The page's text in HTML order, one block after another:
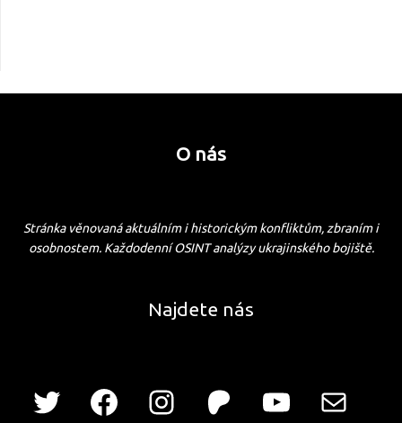
O nás
Stránka věnovaná aktuálním i historickým konfliktům, zbraním i
osobnostem. Každodenní OSINT analýzy ukrajinského bojiště.
Najdete nás